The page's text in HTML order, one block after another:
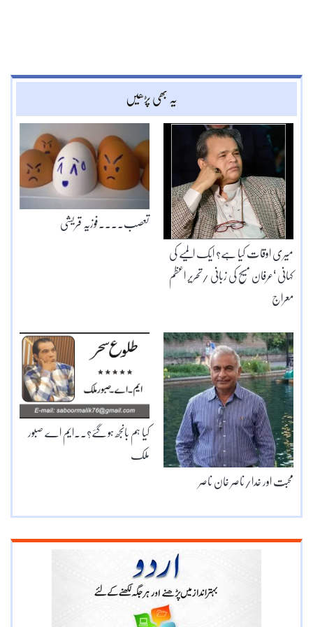
یہ بھی پڑھیں
تعصب۔۔۔۔فوزیہ قریشی
میری اوقات کیا ہے؟ ایک المیے کی
کہانی ‘عرفان مسیح کی زبانی /تحریر اعظم
معراج
کیا ہم بانجھ ہو گئے؟۔۔ایم اے صبور
ملک
محبت اور خدا/ناصر خان ناصر